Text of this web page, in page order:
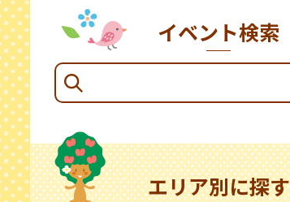
イベント検索
エリア別に探す